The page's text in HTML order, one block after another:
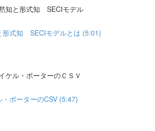
知と形式知 SECIモデル
形式知 SECIモデルとは (5:01)
ル・ポーターのＣＳＶ
・ポーターのCSV (5:47)